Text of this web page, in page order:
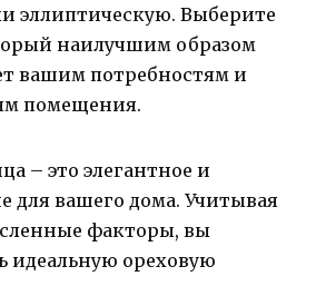
эллиптическую. Выберите
наилучшим образом
вашим потребностям и
помещения.
– это элегантное и
для вашего дома. Учитывая
факторы, вы
идеальную ореховую